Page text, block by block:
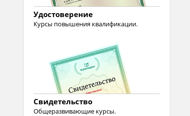
Удостоверение
Курсы повышения квалификации.
Свидетельство
Общеразвивающие курсы.